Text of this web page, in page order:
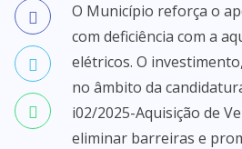
O Município reforça o
com deficiência com a
elétricos. O
no âmbito da
i02/2025-Aquisição de
eliminar barreiras e